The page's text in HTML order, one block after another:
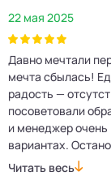
22 мая 2025
Давно мечтали
мечта сбылась!
радость —
посоветовали
и менеджер очень
вариантах.
Монтажники
Читать весь